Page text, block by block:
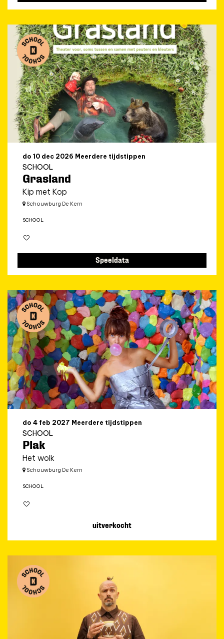
Grasland
Kip met Kop
SCHOOL
do 10 dec 2026 Meerdere tijdstippen
Schouwburg De Kern
SCHOOL
Speeldata
Plak
Het wolk
SCHOOL
do 4 feb 2027 Meerdere tijdstippen
Schouwburg De Kern
SCHOOL
uitverkocht